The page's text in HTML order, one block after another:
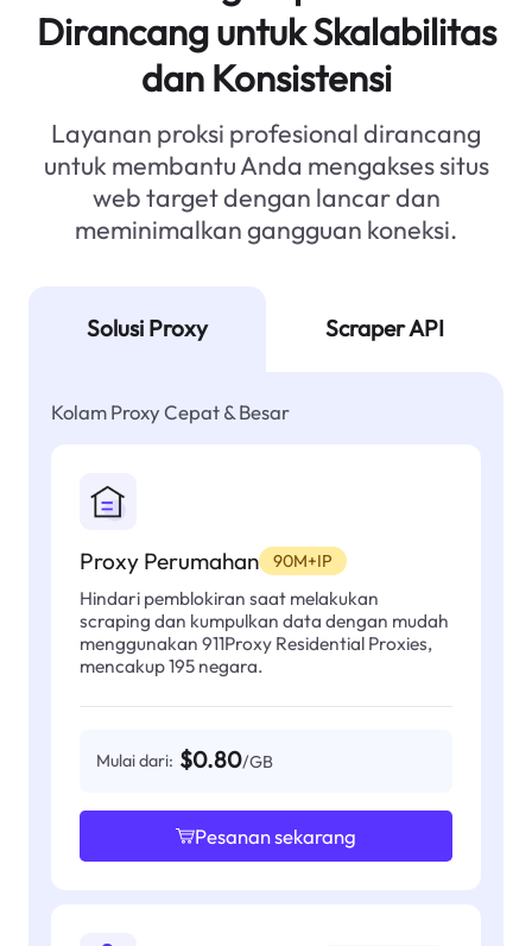
Dirancang untuk Skalabilitas
dan Konsistensi
Layanan proksi profesional dirancang
untuk membantu Anda mengakses situs
web target dengan lancar dan
meminimalkan gangguan koneksi.
Solusi Proxy Scraper API
Kolam Proxy Cepat & Besar
Proxy Perumahan 90M+IP
Hindari pemblokiran saat melakukan
scraping dan kumpulkan data dengan mudah
menggunakan 911Proxy Residential Proxies,
mencakup 195 negara.
Mulai dari: $0.80/GB
Pesanan sekarang